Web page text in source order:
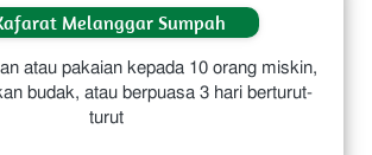
Melanggar Sumpah
atau pakaian kepada 10 orang miskin,
budak, atau berpuasa 3 hari berturut-
turut